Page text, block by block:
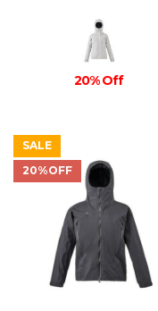
20% Off
SALE
20%OFF